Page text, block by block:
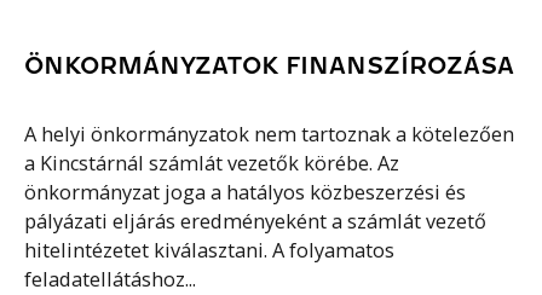
ÖNKORMÁNYZATOK FINANSZÍROZÁSA
A helyi önkormányzatok nem tartoznak a kötelezően
a Kincstárnál számlát vezetők körébe. Az
önkormányzat joga a hatályos közbeszerzési és
pályázati eljárás eredményeként a számlát vezető
hitelintézetet kiválasztani. A folyamatos
feladatellátáshoz...